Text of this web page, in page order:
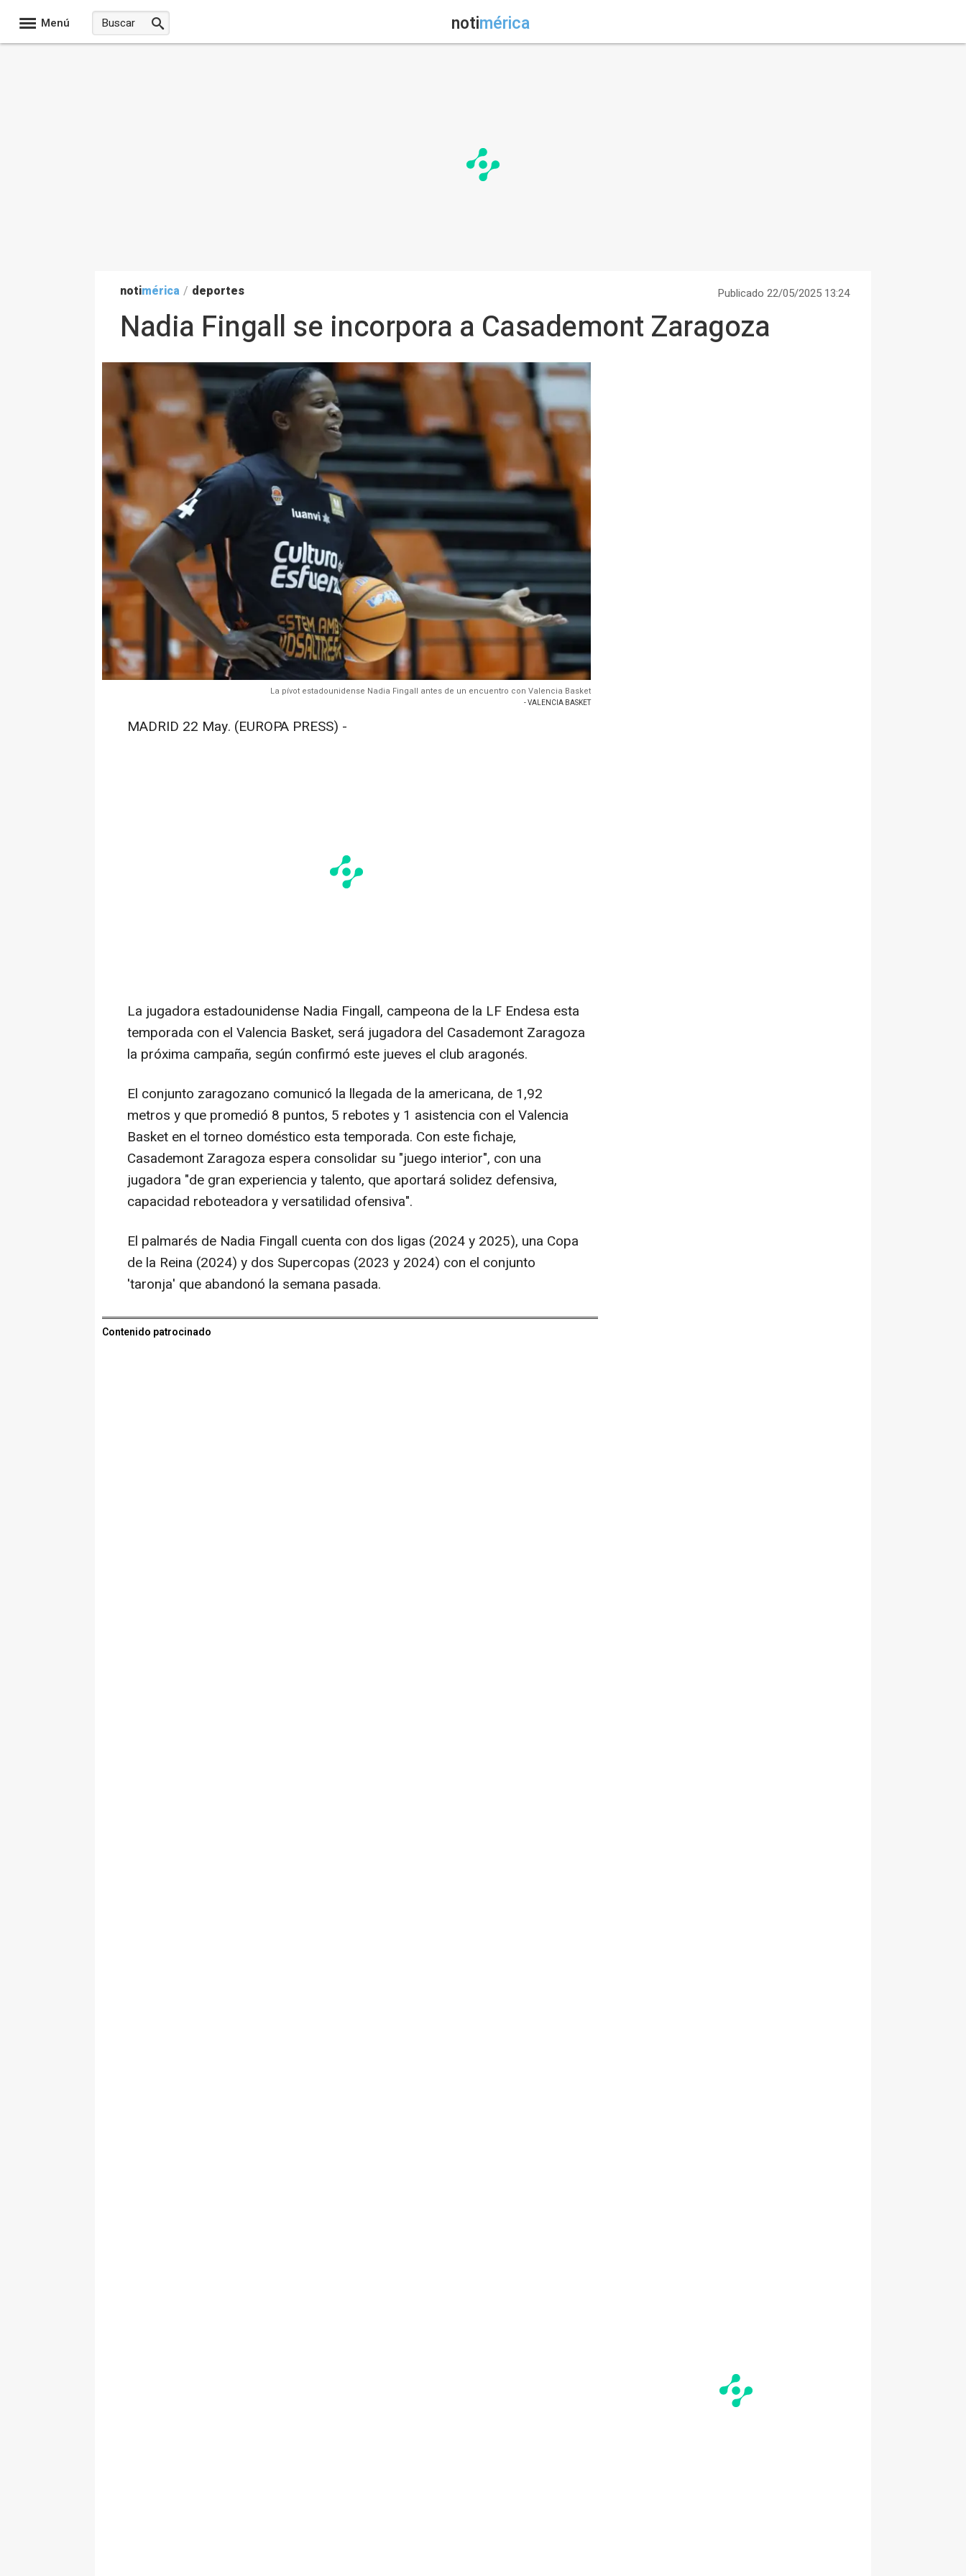
Menú notimérica
notimérica / deportes Publicado 22/05/2025 13:24
Nadia Fingall se incorpora a Casademont Zaragoza
La pívot estadounidense Nadia Fingall antes de un encuentro con Valencia Basket
- VALENCIA BASKET
MADRID 22 May. (EUROPA PRESS) -
La jugadora estadounidense Nadia Fingall, campeona de la LF Endesa esta
temporada con el Valencia Basket, será jugadora del Casademont Zaragoza
la próxima campaña, según confirmó este jueves el club aragonés.
El conjunto zaragozano comunicó la llegada de la americana, de 1,92
metros y que promedió 8 puntos, 5 rebotes y 1 asistencia con el Valencia
Basket en el torneo doméstico esta temporada. Con este fichaje,
Casademont Zaragoza espera consolidar su "juego interior", con una
jugadora "de gran experiencia y talento, que aportará solidez defensiva,
capacidad reboteadora y versatilidad ofensiva".
El palmarés de Nadia Fingall cuenta con dos ligas (2024 y 2025), una Copa
de la Reina (2024) y dos Supercopas (2023 y 2024) con el conjunto
'taronja' que abandonó la semana pasada.
Contenido patrocinado